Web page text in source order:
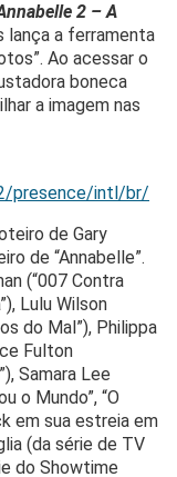
2 – A
lança a ferramenta
Ao acessar o
boneca
a imagem nas
presence/intl/br/
de Gary
de “Annabelle”.
(“007 Contra
Lulu Wilson
do Mal”), Philippa
Fulton
Samara Lee
o Mundo”, “O
em sua estreia em
(da série de TV
do Showtime